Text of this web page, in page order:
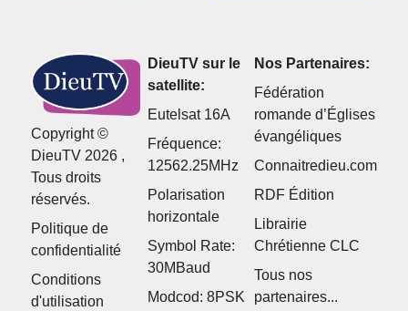
Copyright ©
DieuTV 2026 ,
Tous droits
réservés.
Politique de
confidentialité
Conditions
d'utilisation
DieuTV sur le
satellite:
Eutelsat 16A
Fréquence:
12562.25MHz
Polarisation
horizontale
Symbol Rate:
30MBaud
Modcod: 8PSK
Nos Partenaires:
Fédération
romande d’Églises
évangéliques
Connaitredieu.com
RDF Édition
Librairie
Chrétienne CLC
Tous nos
partenaires...